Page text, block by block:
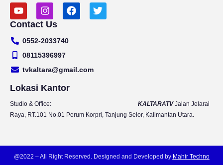
Y
o
u
u
b
I
n
s
a
g
a
m
F
a
k
T
w
Contact Us
0552-2033740
08115396997
tvkaltara@gmail.com
Lokasi Kantor
Studio & Office: KALTARATVJalan Jelarai
Raya, RT.101 No.01 Perum Korpri, Tanjung Selor, Kalimantan Utara.
@2022 – All Right Reserved. Designed and Developed by Mahir Techno